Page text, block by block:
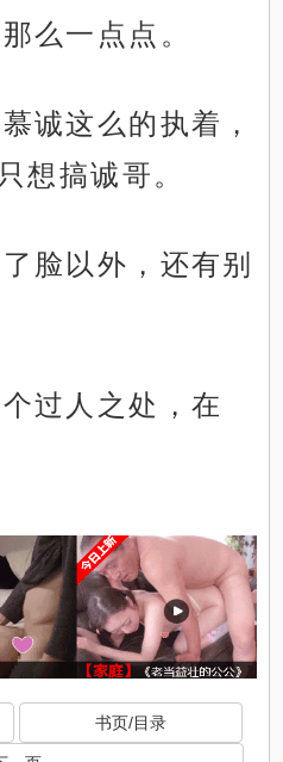
么一点点。
诚这么的执着，
想搞诚哥。
脸以外，还有别
过人之处，在
书页/目录